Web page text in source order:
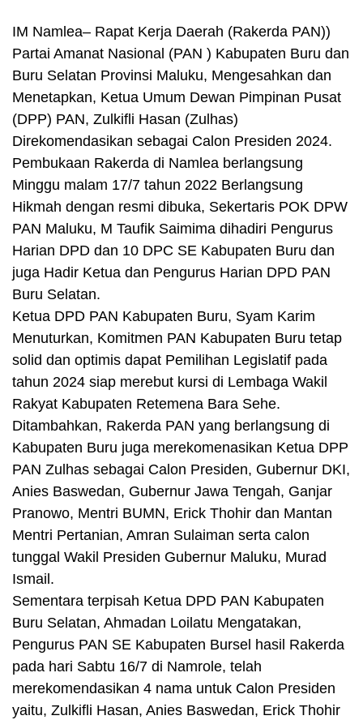
IM Namlea– Rapat Kerja Daerah (Rakerda PAN))
Partai Amanat Nasional (PAN ) Kabupaten Buru dan
Buru Selatan Provinsi Maluku, Mengesahkan dan
Menetapkan, Ketua Umum Dewan Pimpinan Pusat
(DPP) PAN, Zulkifli Hasan (Zulhas)
Direkomendasikan sebagai Calon Presiden 2024.
Pembukaan Rakerda di Namlea berlangsung
Minggu malam 17/7 tahun 2022 Berlangsung
Hikmah dengan resmi dibuka, Sekertaris POK DPW
PAN Maluku, M Taufik Saimima dihadiri Pengurus
Harian DPD dan 10 DPC SE Kabupaten Buru dan
juga Hadir Ketua dan Pengurus Harian DPD PAN
Buru Selatan.
Ketua DPD PAN Kabupaten Buru, Syam Karim
Menuturkan, Komitmen PAN Kabupaten Buru tetap
solid dan optimis dapat Pemilihan Legislatif pada
tahun 2024 siap merebut kursi di Lembaga Wakil
Rakyat Kabupaten Retemena Bara Sehe.
Ditambahkan, Rakerda PAN yang berlangsung di
Kabupaten Buru juga merekomenasikan Ketua DPP
PAN Zulhas sebagai Calon Presiden, Gubernur DKI,
Anies Baswedan, Gubernur Jawa Tengah, Ganjar
Pranowo, Mentri BUMN, Erick Thohir dan Mantan
Mentri Pertanian, Amran Sulaiman serta calon
tunggal Wakil Presiden Gubernur Maluku, Murad
Ismail.
Sementara terpisah Ketua DPD PAN Kabupaten
Buru Selatan, Ahmadan Loilatu Mengatakan,
Pengurus PAN SE Kabupaten Bursel hasil Rakerda
pada hari Sabtu 16/7 di Namrole, telah
merekomendasikan 4 nama untuk Calon Presiden
yaitu, Zulkifli Hasan, Anies Baswedan, Erick Thohir